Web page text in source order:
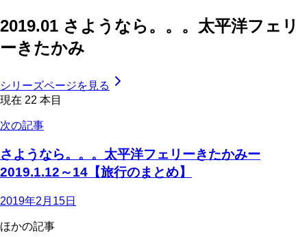
2019.01 さようなら。。。太平洋フェリ
ーきたかみ
シリーズページを見る
現在 22 本目
次の記事
さようなら。。。太平洋フェリーきたかみー
2019.1.12～14【旅行のまとめ】
2019年2月15日
ほかの記事